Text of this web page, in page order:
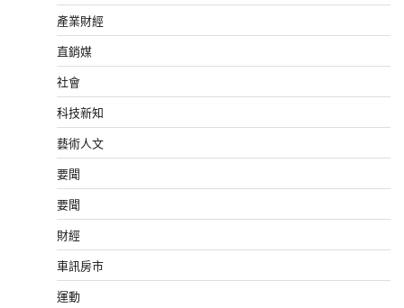
產業財經
直銷媒
社會
科技新知
藝術人文
要聞
要聞
財經
車訊房市
運動